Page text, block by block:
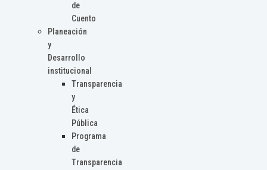
de
Cuento
Planeación
y
Desarrollo
institucional
Transparencia
y
Ética
Pública
Programa
de
Transparencia